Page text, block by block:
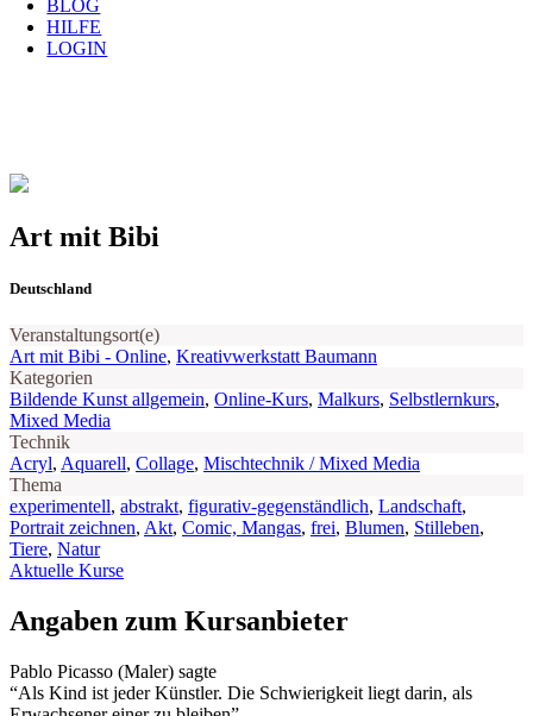
BLOG
HILFE
LOGIN
Art mit Bibi
Deutschland
Veranstaltungsort(e)
Art mit Bibi - Online, Kreativwerkstatt Baumann
Kategorien
Bildende Kunst allgemein, Online-Kurs, Malkurs, Selbstlernkurs,
Mixed Media
Technik
Acryl, Aquarell, Collage, Mischtechnik / Mixed Media
Thema
experimentell, abstrakt, figurativ-gegenständlich, Landschaft,
Portrait zeichnen, Akt, Comic, Mangas, frei, Blumen, Stilleben,
Tiere, Natur
Aktuelle Kurse
Angaben zum Kursanbieter
Pablo Picasso (Maler) sagte
“Als Kind ist jeder Künstler. Die Schwierigkeit liegt darin, als